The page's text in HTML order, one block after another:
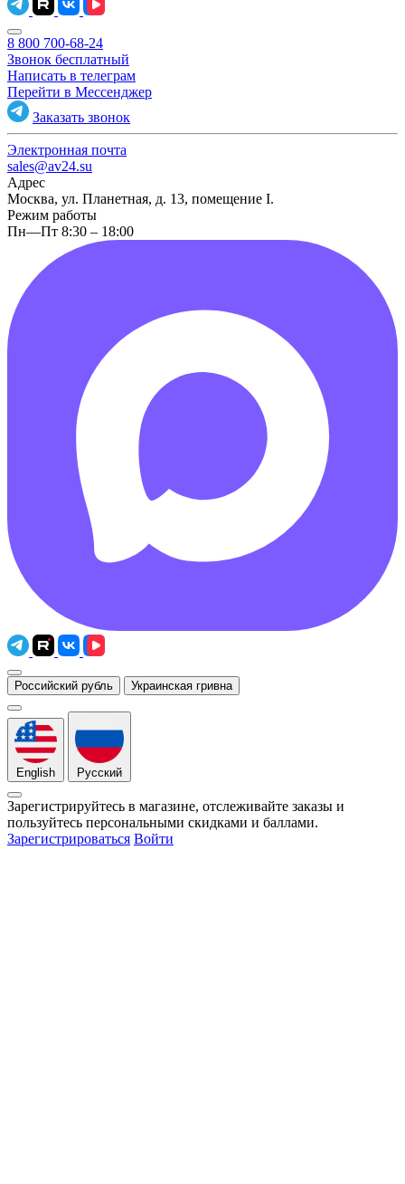
8 800 700-68-24
Звонок бесплатный
Написать в телеграм
Перейти в Мессенджер
Заказать звонок
Электронная почта
sales@av24.su
Адрес
Москва, ул. Планетная, д. 13, помещение I.
Режим работы
Пн—Пт 8:30 – 18:00
Российский рубль Украинская гривна
English Русский
Зарегистрируйтесь в магазине, отслеживайте заказы и
пользуйтесь персональными скидками и баллами.
Зарегистрироваться Войти